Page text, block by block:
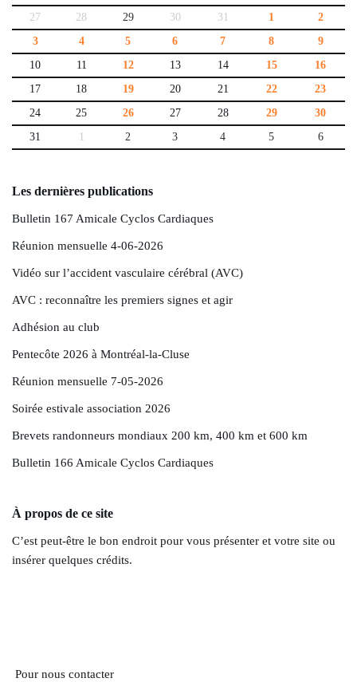
27
28 29 30 31 1
2
3
4 5 6 7 8
9
10
11 12 13 14 15
16
17
18 19 20 21 22
23
24
25 26 27 28 29
30
31
1 2 3 4 5 6
Les dernières publications
Bulletin 167 Amicale Cyclos Cardiaques
Réunion mensuelle 4-06-2026
Vidéo sur l’accident vasculaire cérébral (AVC)
AVC : reconnaître les premiers signes et agir
Adhésion au club
Pentecôte 2026 à Montréal-la-Cluse
Réunion mensuelle 7-05-2026
Soirée estivale association 2026
Brevets randonneurs mondiaux 200 km, 400 km et 600 km
Bulletin 166 Amicale Cyclos Cardiaques
À propos de ce site
C’est peut-être le bon endroit pour vous présenter et votre site ou
insérer quelques crédits.
Pour nous contacter